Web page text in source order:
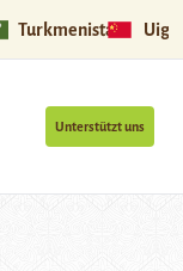
Turkmenistan
Unterstützt uns